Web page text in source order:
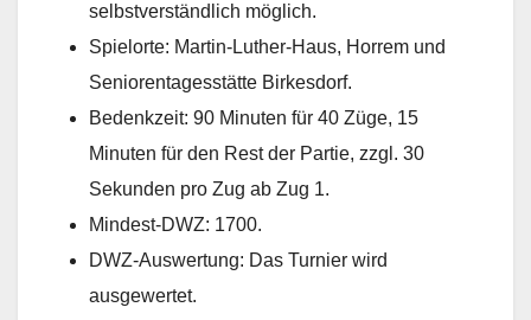
selbstverständlich möglich.
Spielorte: Martin-Luther-Haus, Horrem und
Seniorentagesstätte Birkesdorf.
Bedenkzeit: 90 Minuten für 40 Züge, 15
Minuten für den Rest der Partie, zzgl. 30
Sekunden pro Zug ab Zug 1.
Mindest-DWZ: 1700.
DWZ-Auswertung: Das Turnier wird
ausgewertet.